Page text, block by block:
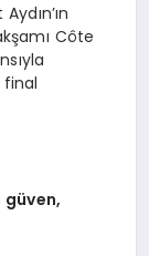
Côte
güven,